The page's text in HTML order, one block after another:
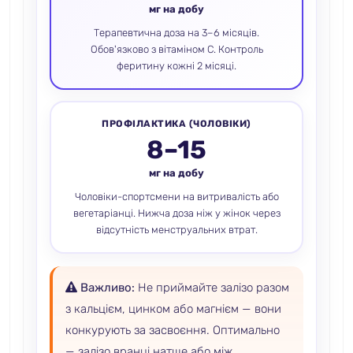
мг на добу
Терапевтична доза на 3–6 місяців.
Обов'язково з вітаміном C. Контроль
феритину кожні 2 місяці.
ПРОФІЛАКТИКА (ЧОЛОВІКИ)
8–15
мг на добу
Чоловіки-спортсмени на витривалість або
вегетаріанці. Нижча доза ніж у жінок через
відсутність менструальних втрат.
Важливо: Не приймайте залізо разом
з кальцієм, цинком або магнієм — вони
конкурують за засвоєння. Оптимально